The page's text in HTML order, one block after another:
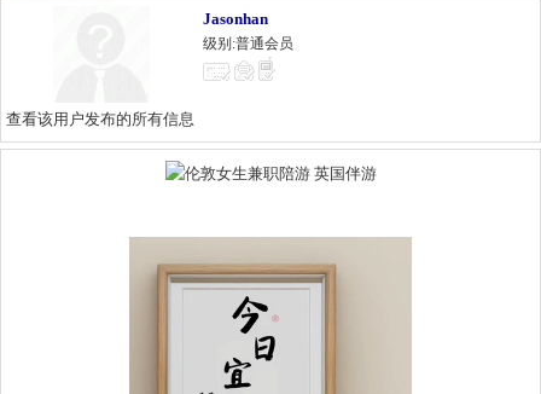
Jasonhan
级别:普通会员
查看该用户发布的所有信息